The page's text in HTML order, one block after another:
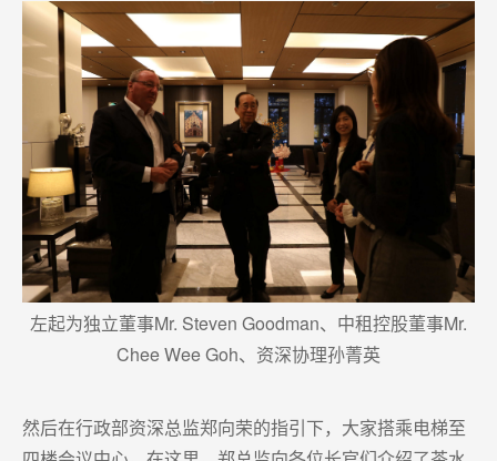
左起为独立董事Mr. Steven Goodman、中租控股董事Mr.
Chee Wee Goh、资深协理孙菁英
然后在行政部资深总监郑向荣的指引下，大家搭乘电梯至